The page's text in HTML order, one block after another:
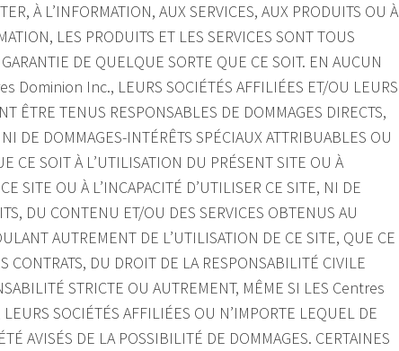
À L’INFORMATION, AUX SERVICES, AUX PRODUITS OU À
LES PRODUITS ET LES SERVICES SONT TOUS
GARANTIE DE QUELQUE SORTE QUE CE SOIT. EN AUCUN
Dominion Inc., LEURS SOCIÉTÉS AFFILIÉES ET/OU LEURS
ÊTRE TENUS RESPONSABLES DE DOMMAGES DIRECTS,
DE DOMMAGES-INTÉRÊTS SPÉCIAUX ATTRIBUABLES OU
CE SOIT À L’UTILISATION DU PRÉSENT SITE OU À
SITE OU À L’INCAPACITÉ D’UTILISER CE SITE, NI DE
DU CONTENU ET/OU DES SERVICES OBTENUS AU
AUTREMENT DE L’UTILISATION DE CE SITE, QUE CE
CONTRATS, DU DROIT DE LA RESPONSABILITÉ CIVILE
STRICTE OU AUTREMENT, MÊME SI LES Centres
SOCIÉTÉS AFFILIÉES OU N’IMPORTE LEQUEL DE
AVISÉS DE LA POSSIBILITÉ DE DOMMAGES. CERTAINES